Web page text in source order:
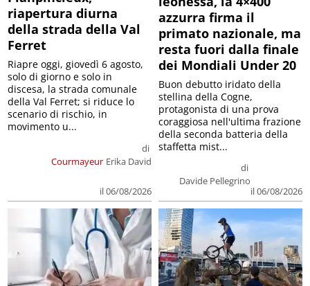
riapertura diurna
della strada della Val
Ferret
Courmayeur
di
Erika David
il 06/08/2026
Riapre oggi, giovedì 6 agosto,
solo di giorno e solo in
discesa, la strada comunale
della Val Ferret; si riduce lo
scenario di rischio, in
movimento u...
azzurra firma il
primato nazionale, ma
resta fuori dalla finale
dei Mondiali Under 20
di
Davide Pellegrino
il 06/08/2026
Buon debutto iridato della
stellina della Cogne,
protagonista di una prova
coraggiosa nell'ultima frazione
della seconda batteria della
staffetta mist...